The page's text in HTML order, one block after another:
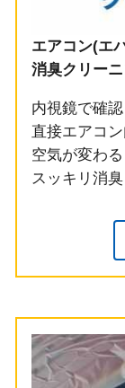
エアコン(エ
消臭クリー
内視鏡で確認
直接エアコ
空気が変わる
スッキリ消臭